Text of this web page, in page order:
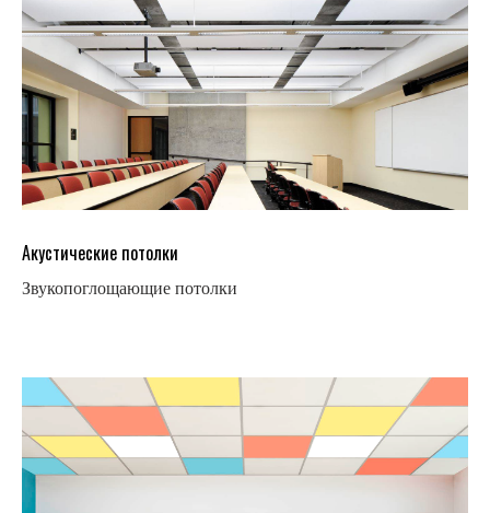
Акустические потолки
Звукопоглощающие потолки